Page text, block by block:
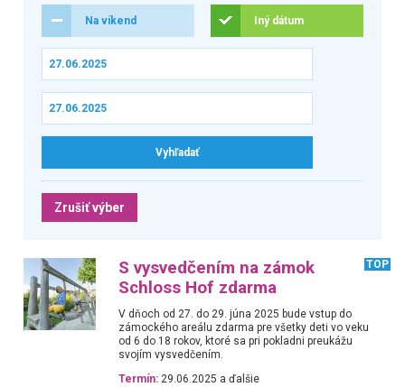
Na víkend Iný dátum
Zrušiť výber
S vysvedčením na zámok
Schloss Hof zdarma
TOP
V dňoch od 27. do 29. júna 2025 bude vstup do
zámockého areálu zdarma pre všetky deti vo veku
od 6 do 18 rokov, ktoré sa pri pokladni preukážu
svojím vysvedčením.
Termín: 29.06.2025 a ďalšie